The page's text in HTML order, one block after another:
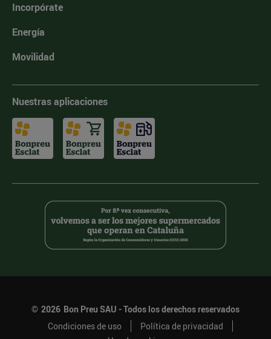
Incorpórate
Energía
Movilidad
Nuestras aplicaciones
© 2026 Bon Preu SAU - Todos los derechos reservados
Condiciones de uso
Política de privacidad